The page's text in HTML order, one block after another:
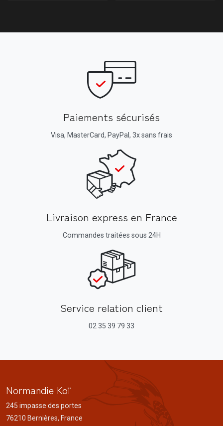
Paiements sécurisés
Visa, MasterCard, PayPal, 3x sans frais
Livraison express en France
Commandes traitées sous 24H
Service relation client
02 35 39 79 33
Normandie Koï
245 impasse des portes
76210 Bernières, France